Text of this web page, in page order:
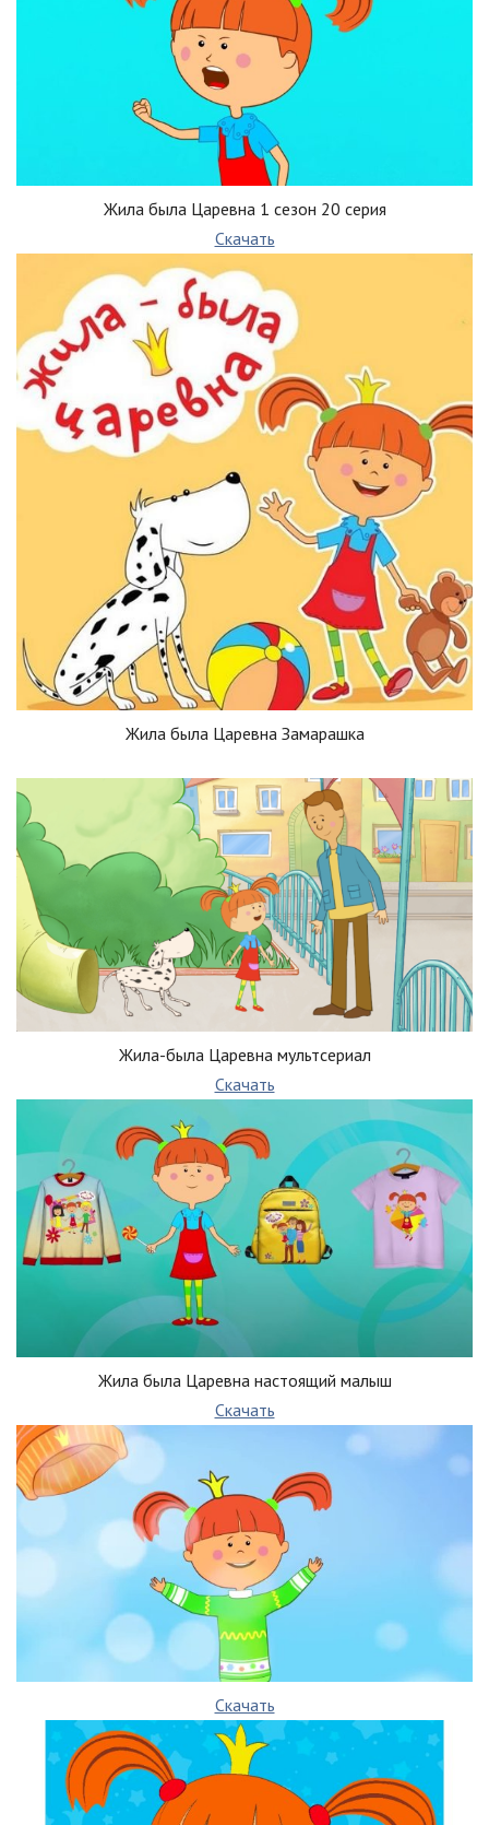
Жила была Царевна 1 сезон 20 серия
Скачать
Жила была Царевна Замарашка
Жила-была Царевна мультсериал
Скачать
Жила была Царевна настоящий малыш
Скачать
Скачать